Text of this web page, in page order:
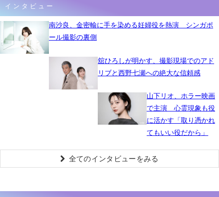
インタビュー
南沙良、金密輸に手を染める妊婦役を熱演 シンガポ
ール撮影の裏側
舘ひろしが明かす、撮影現場でのアド
リブと西野七瀬への絶大な信頼感
山下リオ、ホラー映画
で主演 心霊現象も役
に活かす「取り憑かれ
てもいい役だから」
全てのインタビューをみる